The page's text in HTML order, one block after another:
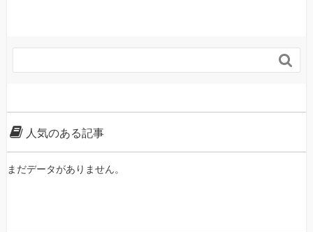

人気のある記事
まだデータがありません。